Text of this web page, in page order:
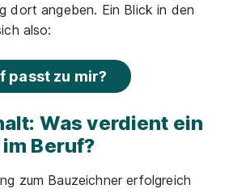
dort angeben. Ein Blick in den
also:
passt zu mir?
Was verdient ein
Beruf?
zum Bauzeichner erfolgreich